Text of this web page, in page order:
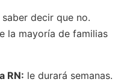
decir que no.
la mayoría de familias
RN: le durará semanas.